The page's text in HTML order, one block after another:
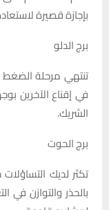
بإجازة قصيرة
برج الدلو
تنتهي مرحلة الضغط
في إقناع الآخرين
الشريك.
برج الحوت
تكثر لديك
بالحذر والتوازن في